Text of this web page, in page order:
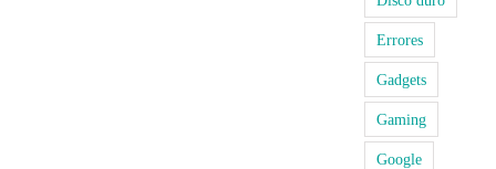
Errores
Gadgets
Gaming
Google